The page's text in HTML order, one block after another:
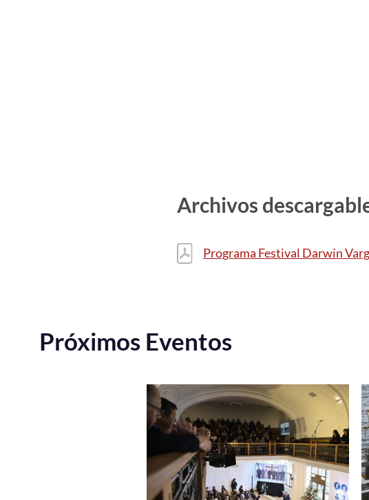
Archivos
Programa Festival Darwin
Próximos Eventos